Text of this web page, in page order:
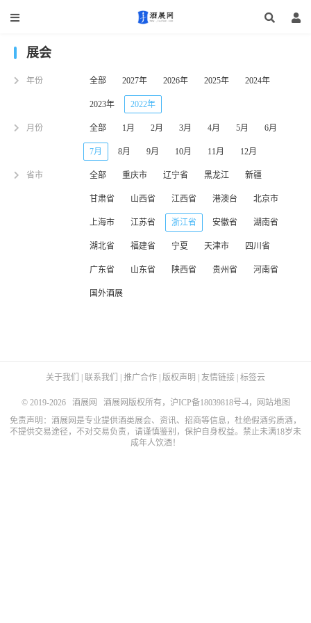
展会
年份 全部 2027年 2026年 2025年 2024年
2023年 2022年
月份 全部 1月 2月 3月 4月 5月 6月
7月 8月 9月 10月 11月 12月
省市 全部 重庆市 辽宁省 黑龙江 新疆
甘肃省 山西省 江西省 港澳台 北京市
上海市 江苏省 浙江省 安徽省 湖南省
湖北省 福建省 宁夏 天津市 四川省
广东省 山东省 陕西省 贵州省 河南省
国外酒展
关于我们 联系我们 推广合作 版权声明 友情链接 标签云
© 2019-2026 酒展网 酒展网版权所有， 沪ICP备18039818号-4，
网站地图
免责声明：酒展网是专业提供酒类展会、资讯、招商等信息，杜绝假酒劣质酒，
不提供交易途径，不对交易负责，请谨慎鉴别，保护自身权益。禁止未满18岁未
成年人饮酒！